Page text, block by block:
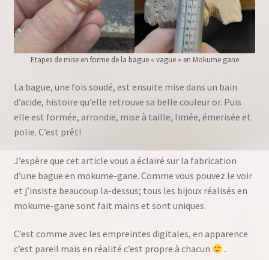
Etapes de mise en forme de la bague « vague » en Mokume gane
La bague, une fois soudé, est ensuite mise dans un bain
d’acide, histoire qu’elle retrouve sa belle couleur or. Puis
elle est formée, arrondie, mise à taille, limée, émerisée et
polie. C’est prêt!
J’espère que cet article vous a éclairé sur la fabrication
d’une bague en mokume-gane. Comme vous pouvez le voir
et j’insiste beaucoup la-dessus; tous les bijoux réalisés en
mokume-gane sont fait mains et sont uniques.
C’est comme avec les empreintes digitales, en apparence
c’est pareil mais en réalité c’est propre à chacun
.